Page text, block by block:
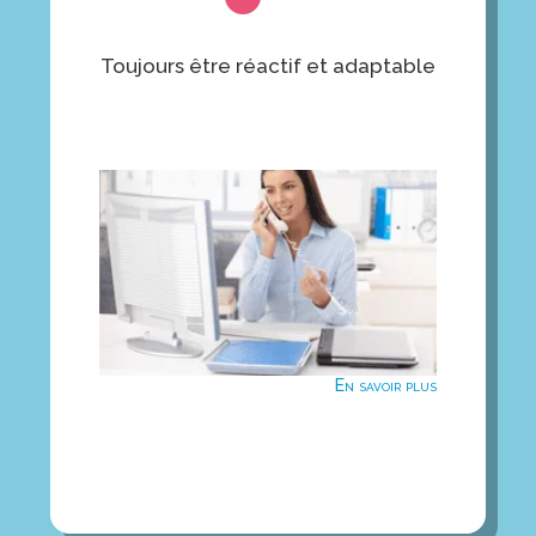
Toujours être réactif et adaptable
En savoir plus
Une disponibilité téléphonique
terrains et notre service de prise en
patient
En savoir plus